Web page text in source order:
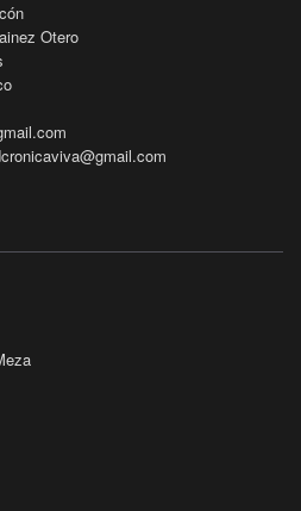
Otero